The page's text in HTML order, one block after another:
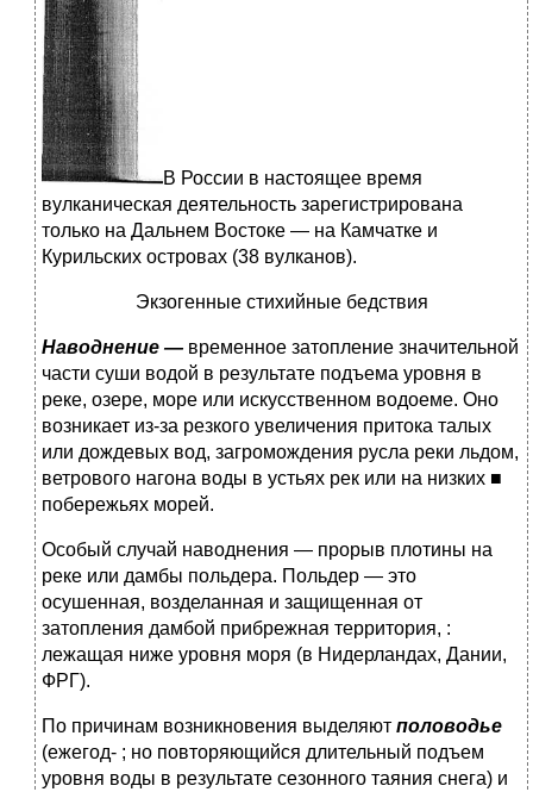
В России в настоящее время
вулканическая деятельность зарегистрирована
только на Дальнем Востоке — на Камчатке и
Курильских островах (38 вулканов).
Экзогенные стихийные бедствия
Наводнение — временное затопление значительной
части суши водой в результате подъема уровня в
реке, озере, море или искусственном водоеме. Оно
возникает из-за резкого уве­личения притока талых
или дождевых вод, загромождения русла реки льдом,
ветрового нагона воды в устьях рек или на низких ■
побережьях морей.
Особый случай наводнения — прорыв плотины на
реке или дамбы польдера. Польдер — это
осушенная, возделанная и защищенная от
затопления дамбой прибрежная территория, :
лежащая ниже уровня моря (в Нидерландах, Дании,
ФРГ).
По причинам возникновения выделяют половодье
(ежегод- ; но повторяющийся длительный подъем
уровня воды в резуль­тате сезонного таяния снега) и